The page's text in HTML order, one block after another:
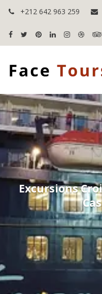
+212 642 963 259
Excursions